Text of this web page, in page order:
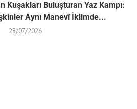
Kuşakları Buluşturan Yaz Kampı:
Aynı Manevî İklimde...
28/07/2026